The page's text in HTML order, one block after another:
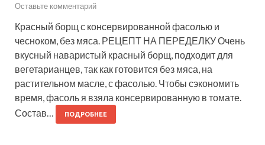
Оставьте комментарий
Красный борщ с консервированной фасолью и
чесноком, без мяса. РЕЦЕПТ НА ПЕРЕДЕЛКУ Очень
вкусный наваристый красный борщ, подходит для
вегетарианцев, так как готовится без мяса, на
растительном масле, с фасолью. Чтобы сэкономить
время, фасоль я взяла консервированную в томате.
Состав…
ПОДРОБНЕЕ